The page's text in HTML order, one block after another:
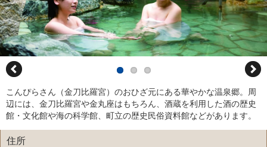
こんぴらさん（金刀比羅宮）のおひざ元にある華やかな温泉郷。周
辺には、金刀比羅宮や金丸座はもちろん、酒蔵を利用した酒の歴史
館・文化館や海の科学館、町立の歴史民俗資料館などがあります。
住所